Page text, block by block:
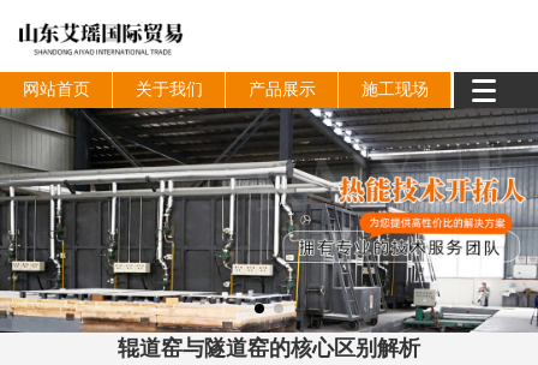
网站首页 关于我们 产品展示 施工现场
辊道窑与隧道窑的核心区别解析